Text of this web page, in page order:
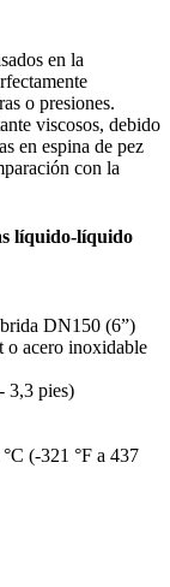
en la
o presiones.
viscosos, debido
en espina de pez
con la
líquido-líquido
DN150 (6”)
o acero inoxidable
3,3 pies)
(-321 °F a 437